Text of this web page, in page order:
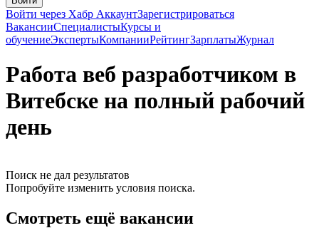
Войти через Хабр АккаунтЗарегистрироваться
ВакансииСпециалистыКурсы и
обучениеЭкспертыКомпанииРейтингЗарплатыЖурнал
Работа веб разработчиком в
Витебске на полный рабочий
день
Поиск не дал результатов
Попробуйте изменить условия поиска.
Смотреть ещё вакансии